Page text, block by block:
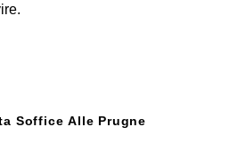
Soffice Alle Prugne